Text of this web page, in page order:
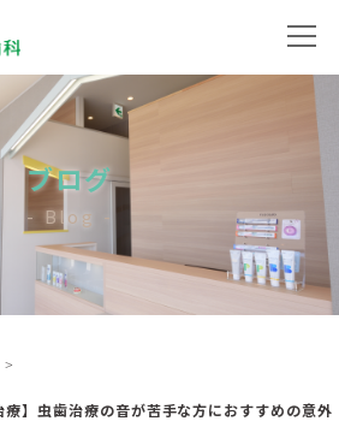
ブログ
Blog
療】虫歯治療の音が苦手な方におすすめの意外